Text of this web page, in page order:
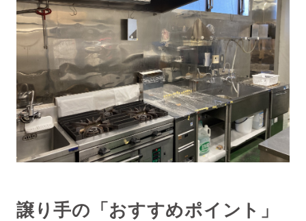
譲り手の「おすすめポイント」